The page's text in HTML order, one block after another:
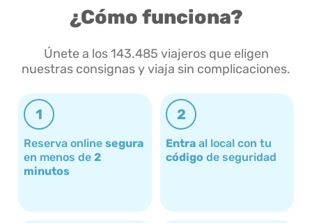
¿Cómo funciona?
Únete a los 143.485 viajeros que eligen
nuestras consignas y viaja sin complicaciones.
1
Reserva online segura
en menos de 2
minutos
2
Entra al local con tu
código de seguridad